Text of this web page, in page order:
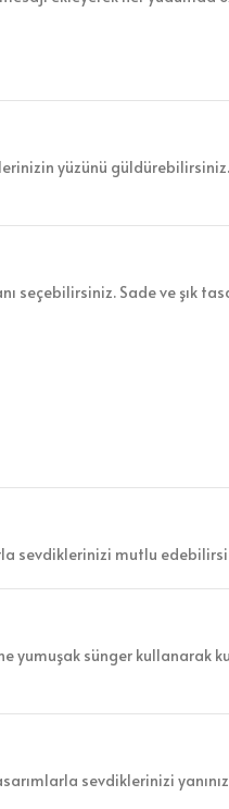
yüzünü güldürebilirsiniz.
seçebilirsiniz. Sade ve şık
sevdiklerinizi mutlu
yumuşak sünger kullanarak
sevdiklerinizi